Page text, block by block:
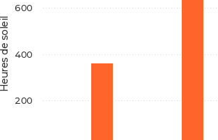
Heures de soleil
200
400
600